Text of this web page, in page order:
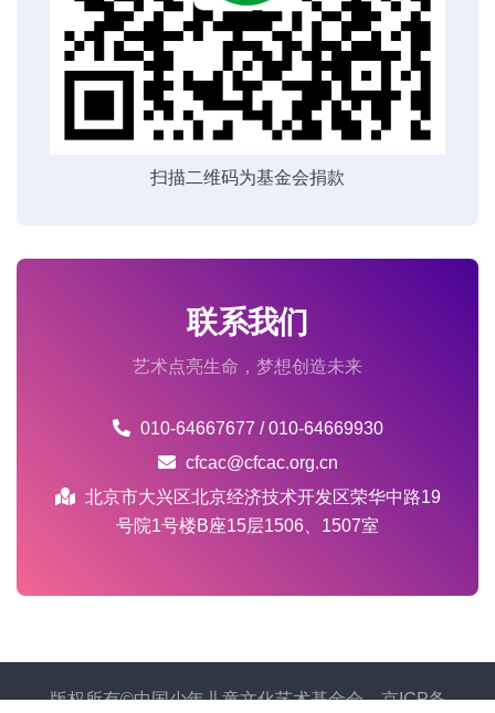
扫描二维码为基金会捐款
联系我们
艺术点亮生命，梦想创造未来
010-64667677 / 010-64669930
cfcac@cfcac.org.cn
北京市大兴区北京经济技术开发区荣华中路19
号院1号楼B座15层1506、1507室
版权所有©中国少年儿童文化艺术基金会京ICP备